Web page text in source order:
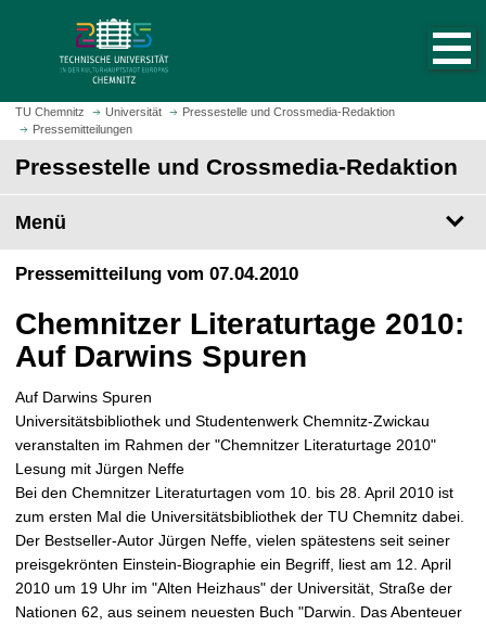
m
H
t
s
i
e
a
u
r
u
f
e
n
TU Chemnitz Universität
Pressestelle und Crossmedia-Redaktion
Pressemitteilungen
Pressestelle und Crossmedia-Redaktion
Menü
Pressemitteilung vom 07.04.2010
Chemnitzer Literaturtage 2010:
Auf Darwins Spuren
Auf Darwins Spuren
Universitätsbibliothek und Studentenwerk Chemnitz-Zwickau
veranstalten im Rahmen der "Chemnitzer Literaturtage 2010"
Lesung mit Jürgen Neffe
Bei den Chemnitzer Literaturtagen vom 10. bis 28. April 2010 ist
zum ersten Mal die Universitätsbibliothek der TU Chemnitz dabei.
Der Bestseller-Autor Jürgen Neffe, vielen spätestens seit seiner
preisgekrönten Einstein-Biographie ein Begriff, liest am 12. April
2010 um 19 Uhr im "Alten Heizhaus" der Universität, Straße der
Nationen 62, aus seinem neuesten Buch "Darwin. Das Abenteuer